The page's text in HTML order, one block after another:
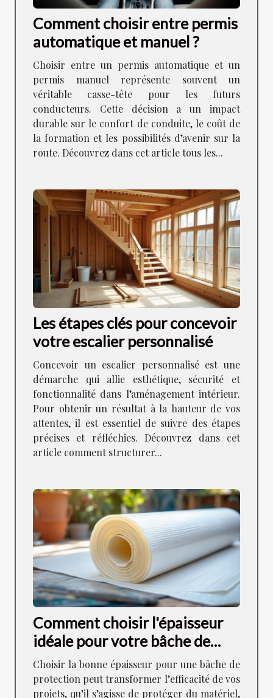
Comment choisir entre permis
automatique et manuel ?
Choisir entre un permis automatique et un
permis manuel représente souvent un
véritable casse-tête pour les futurs
conducteurs. Cette décision a un impact
durable sur le confort de conduite, le coût de
la formation et les possibilités d’avenir sur la
route. Découvrez dans cet article tous les...
Les étapes clés pour concevoir
votre escalier personnalisé
Concevoir un escalier personnalisé est une
démarche qui allie esthétique, sécurité et
fonctionnalité dans l’aménagement intérieur.
Pour obtenir un résultat à la hauteur de vos
attentes, il est essentiel de suivre des étapes
précises et réfléchies. Découvrez dans cet
article comment structurer...
Comment choisir l'épaisseur
idéale pour votre bâche de
protection ?
Choisir la bonne épaisseur pour une bâche de
protection peut transformer l’efficacité de vos
projets, qu’il s’agisse de protéger du matériel,